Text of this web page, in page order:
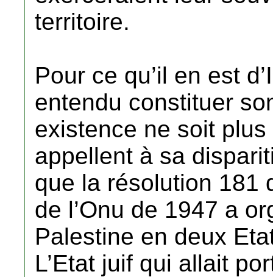
territoire.
Pour ce qu’il en est
entendu constituer
existence ne soit
appellent à sa
que la résolution 181
de l’Onu de 1947 a
Palestine en deux
L’Etat juif qui allait